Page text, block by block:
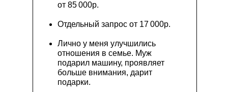
от 85 000р.
Отдельный запрос от 17 000р.
Лично у меня улучшились
отношения в семье. Муж
подарил машину, проявляет
больше внимания, дарит
подарки.